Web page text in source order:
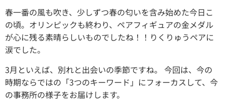
春一番の風も吹き、少しずつ春の匂いを含み始めた今日こ
の頃。オリンピックも終わり、ペアフィギュアの金メダル
が心に残る素晴らしいものでしたね！！りくりゅうペアに
涙でした。
3月といえば、別れと出会いの季節ですね。 今回は、今の
時期ならではの「3つのキーワード」にフォーカスして、今
の事務所の様子をお届けします。